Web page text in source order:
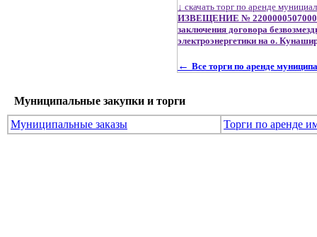
↓ скачать торг по аренде
ИЗВЕЩЕНИЕ №
заключения договора
электроэнергетики на о.
← Все торги по аренде
Муниципальные закупки и торги
Муниципальные заказы
Торги по аренде